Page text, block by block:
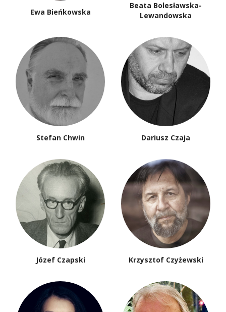
Ewa Bieńkowska
Beata Bolesławska-
Lewandowska
Stefan Chwin Dariusz Czaja
Józef Czapski Krzysztof Czyżewski